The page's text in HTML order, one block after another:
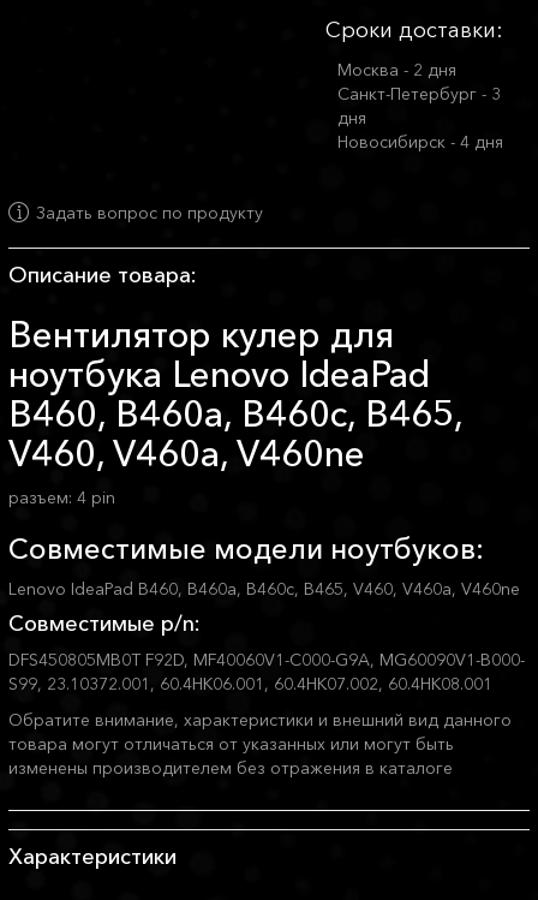
Сроки доставки:
Москва - 2 дня
Санкт-Петербург - 3
дня
Новосибирск - 4 дня
Задать вопрос по продукту
Описание товара:
Вентилятор кулер для
ноутбука Lenovo IdeaPad
B460, B460a, B460c, B465,
V460, V460a, V460ne
разъем: 4 pin
Совместимые модели ноутбуков:
Lenovo IdeaPad B460, B460a, B460c, B465, V460, V460a, V460ne
Совместимые p/n:
DFS450805MB0T F92D, MF40060V1-C000-G9A, MG60090V1-B000-
S99, 23.10372.001, 60.4HK06.001, 60.4HK07.002, 60.4HK08.001
Обратите внимание, характеристики и внешний вид данного
товара могут отличаться от указанных или могут быть
изменены производителем без отражения в каталоге
Характеристики